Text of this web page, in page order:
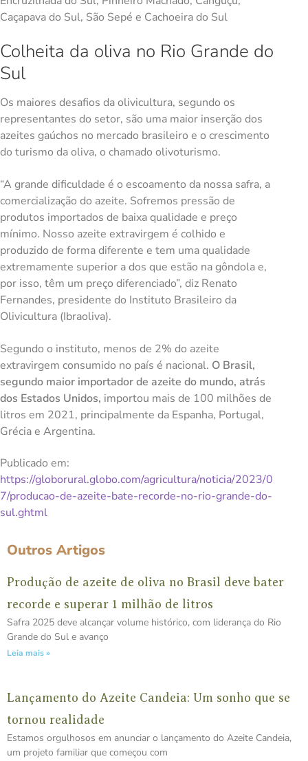
Caçapava do Sul, São Sepé e Cachoeira do Sul
Colheita da oliva no Rio Grande do
Sul
Os maiores desafios da olivicultura, segundo os
representantes do setor, são uma maior inserção dos
azeites gaúchos no mercado brasileiro e o crescimento
do turismo da oliva, o chamado olivoturismo.
“A grande dificuldade é o escoamento da nossa safra, a
comercialização do azeite. Sofremos pressão de
produtos importados de baixa qualidade e preço
mínimo. Nosso azeite extravirgem é colhido e
produzido de forma diferente e tem uma qualidade
extremamente superior a dos que estão na gôndola e,
por isso, têm um preço diferenciado”, diz Renato
Fernandes, presidente do Instituto Brasileiro da
Olivicultura (Ibraoliva).
Segundo o instituto, menos de 2% do azeite
extravirgem consumido no país é nacional. O Brasil,
segundo maior importador de azeite do mundo, atrás
dos Estados Unidos, importou mais de 100 milhões de
litros em 2021, principalmente da Espanha, Portugal,
Grécia e Argentina.
Publicado em:
https://globorural.globo.com/agricultura/noticia/2023/0
7/producao-de-azeite-bate-recorde-no-rio-grande-do-
sul.ghtml
Outros Artigos
Produção de azeite de oliva no Brasil deve bater
recorde e superar 1 milhão de litros
Safra 2025 deve alcançar volume histórico, com liderança do Rio
Grande do Sul e avanço
Leia mais »
Lançamento do Azeite Candeia: Um sonho que se
tornou realidade
Estamos orgulhosos em anunciar o lançamento do Azeite Candeia,
um projeto familiar que começou com